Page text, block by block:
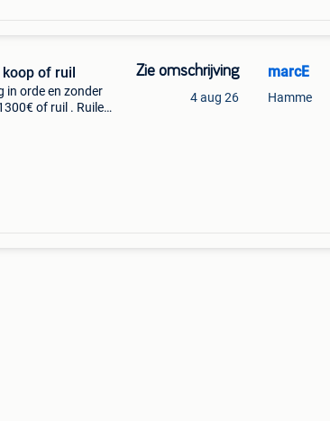
of ruil
in orde en zonder
of ruil . Ruilen-
Zie omschrijving
4 aug 26
marcE
Hamme